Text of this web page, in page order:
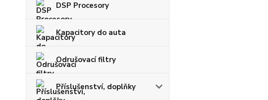
DSP Procesory
Kapacitory do auta
Odrušovací filtry
Příslušenství, doplňky